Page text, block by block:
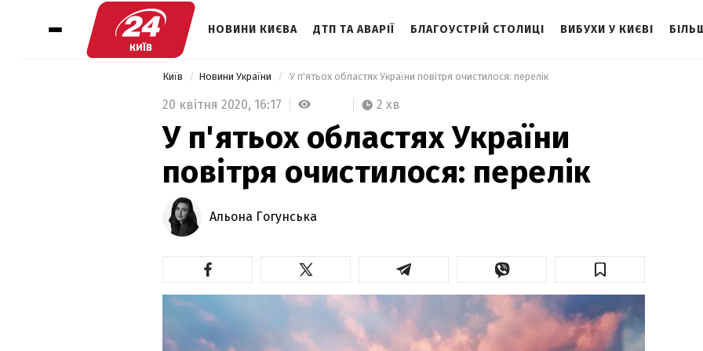
НОВИНИ КИЄВА ДТП ТА АВАРІЇ БЛАГОУСТРІЙ СТОЛИЦІ ВИБУХИ У КИЄВІ
Київ Новини України У п'ятьох областях України повітря очистилося: перелік
20 квітня 2020, 16:17 2 хв
У п'ятьох областях України
повітря очистилося: перелік
Альона Гогунська